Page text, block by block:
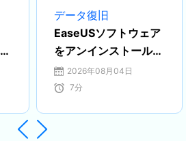
データ復旧、ディス
ョン管理、データバッ
ーンに関する記事の作
ます。以上述べた分野
も役に立ちたいです。
成以外に、Harumoeはア
アで、ゲーム機(Switch)
大好きです。…
データ復旧
EaseUSソフトウェア
をアンインストールす
る方法
2026年08月04日
7分

